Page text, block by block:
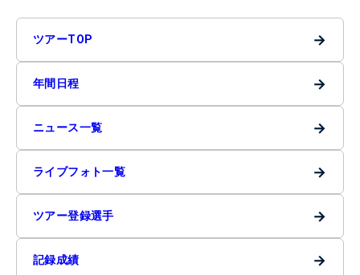
ツアーTOP →
年間日程 →
ニュース一覧 →
ライブフォト一覧 →
ツアー登録選手 →
記録成績 →